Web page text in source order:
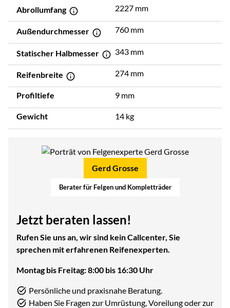
Abrollumfang 2227 mm
Außendurchmesser 760 mm
Statischer Halbmesser 343 mm
Reifenbreite 274 mm
Profiltiefe 9 mm
Gewicht 14 kg
Gerd Grosse
Berater für Felgen und Kompletträder
Jetzt beraten lassen!
Rufen Sie uns an, wir sind kein Callcenter, Sie
sprechen mit erfahrenen Reifenexperten.
Montag bis Freitag: 8:00 bis 16:30 Uhr
Persönliche und praxisnahe Beratung.
Haben Sie Fragen zur Umrüstung, Voreilung oder zur